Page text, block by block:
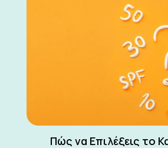
Πώς να Επιλέξεις το